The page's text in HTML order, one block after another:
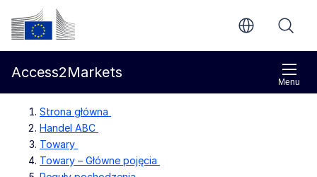
Przejdź do głównej treści
Komisja Europejska
Menu
Access2Markets
Strona główna
Handel ABC
Towary
Towary – Główne pojęcia